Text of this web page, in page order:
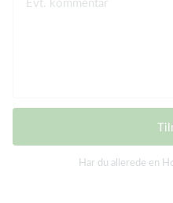
Har du allerede en